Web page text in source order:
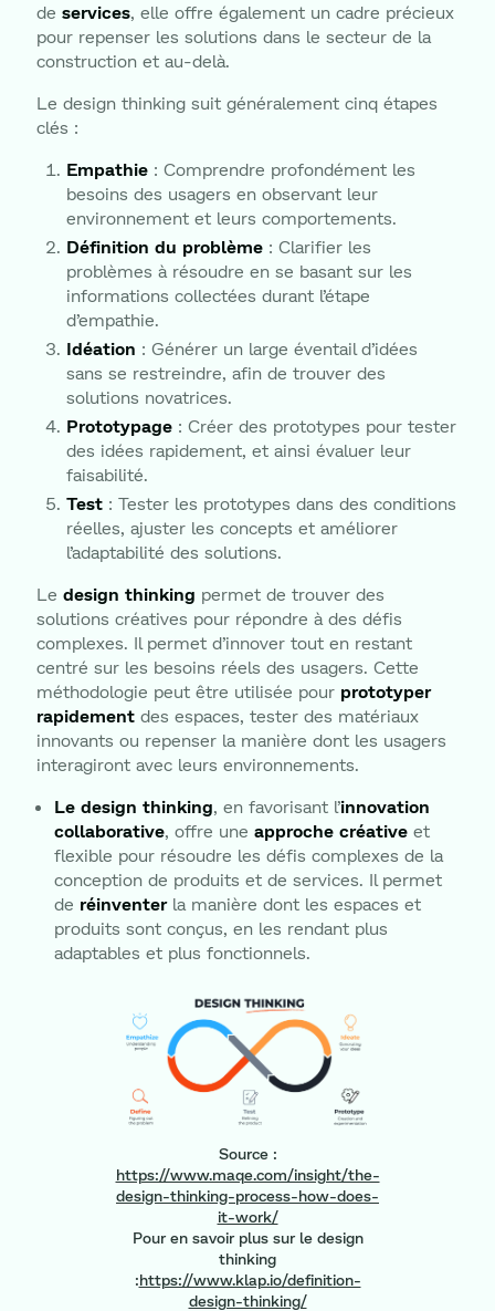
de services, elle offre également un cadre précieux
pour repenser les solutions dans le secteur de la
construction et au-delà.
Le design thinking suit généralement cinq étapes
clés :
Empathie : Comprendre profondément les
besoins des usagers en observant leur
environnement et leurs comportements.
Définition du problème : Clarifier les
problèmes à résoudre en se basant sur les
informations collectées durant l’étape
d’empathie.
Idéation : Générer un large éventail d’idées
sans se restreindre, afin de trouver des
solutions novatrices.
Prototypage : Créer des prototypes pour tester
des idées rapidement, et ainsi évaluer leur
faisabilité.
Test : Tester les prototypes dans des conditions
réelles, ajuster les concepts et améliorer
l’adaptabilité des solutions.
Le design thinking permet de trouver des
solutions créatives pour répondre à des défis
complexes. Il permet d’innover tout en restant
centré sur les besoins réels des usagers. Cette
méthodologie peut être utilisée pour prototyper
rapidementdes espaces, tester des matériaux
innovants ou repenser la manière dont les usagers
interagiront avec leurs environnements.
Le design thinking , en favorisant l’innovation
collaborative, offre une approche créativeet
flexible pour résoudre les défis complexes de la
conception de produits et de services. Il permet
de réinventerla manière dont les espaces et
produits sont conçus, en les rendant plus
adaptables et plus fonctionnels.
Source :
https://www.maqe.com/insight/the-
design-thinking-process-how-does-
it-work/
Pour en savoir plus sur le design
thinking
:https://www.klap.io/definition-
design-thinking/